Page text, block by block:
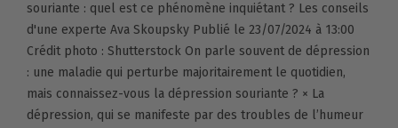
souriante : quel est ce phénomène inquiétant ? Les conseils
d'une experte Ava Skoupsky Publié le 23/07/2024 à 13:00
Crédit photo : Shutterstock On parle souvent de dépression
: une maladie qui perturbe majoritairement le quotidien,
mais connaissez-vous la dépression souriante ? × La
dépression, qui se manifeste par des troubles de l’humeur